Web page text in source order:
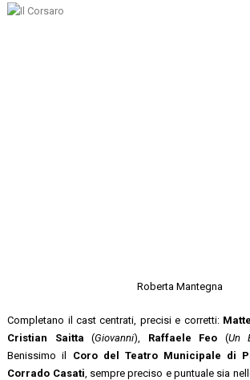
Roberta Mantegna
Completano il cast centrati, precisi e corretti:
Cristian Saitta (Giovanni), Raffaele Feo (Un
Benissimo il Coro del Teatro Municipale di
Corrado Casati , sempre preciso e puntuale sia